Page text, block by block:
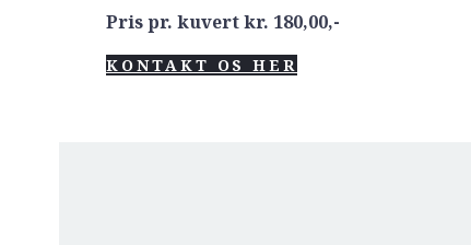
Pris pr. kuvert kr. 180,00,-
KONTAKT OS HER